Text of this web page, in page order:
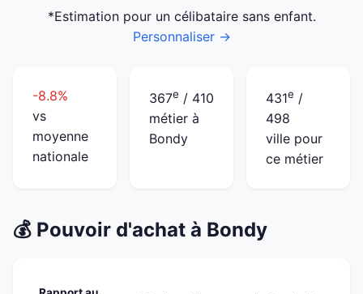
*Estimation pour un célibataire sans enfant.
Personnaliser →
-8.8%
vs
moyenne
nationale
367e / 410
métier à
Bondy
431e /
498
ville pour
ce métier
💰 Pouvoir d'achat à Bondy